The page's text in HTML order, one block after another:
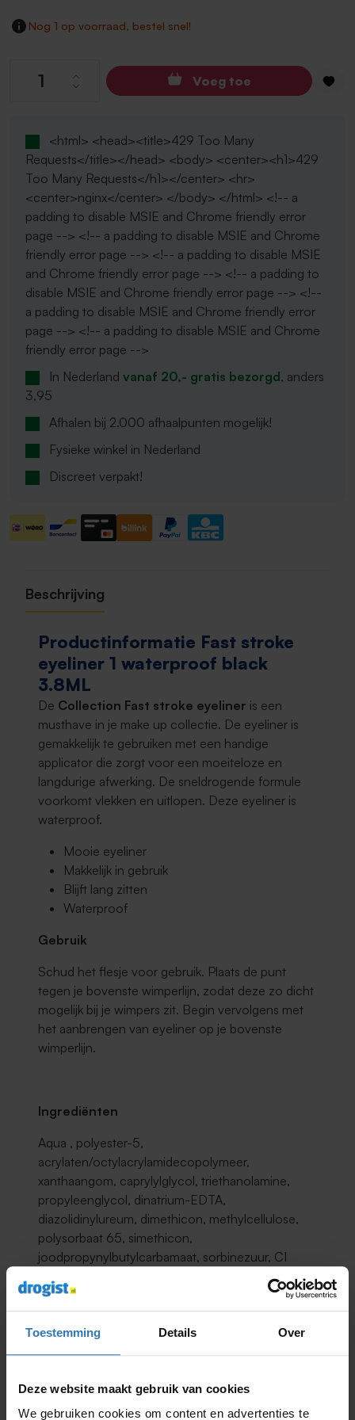
Toestemming Details Over
Deze website maakt gebruik van cookies
We gebruiken cookies om content en advertenties te
Nog 1 op voorraad, bestel snel!
Producthoeveelheid: Voer de gewenste
Voeg toe
<html> <head><title>429 Too Many
Requests</title></head> <body> <center><h1>429
Too Many Requests</h1></center> <hr>
<center>nginx</center> </body> </html> <!-- a
padding to disable MSIE and Chrome friendly error
page --> <!-- a padding to disable MSIE and Chrome
friendly error page --> <!-- a padding to disable MSIE
and Chrome friendly error page --> <!-- a padding to
disable MSIE and Chrome friendly error page --> <!--
a padding to disable MSIE and Chrome friendly error
page --> <!-- a padding to disable MSIE and Chrome
friendly error page -->
In Nederland vanaf 20,- gratis bezorgd, anders
3,95
Afhalen bij 2.000 afhaalpunten mogelijk!
Fysieke winkel in Nederland
Discreet verpakt!
Beschrijving
Productinformatie Fast stroke
eyeliner 1 waterproof black
3.8ML
De Collection Fast stroke eyeliner is een
musthave in je make up collectie. De eyeliner is
gemakkelijk te gebruiken met een handige
applicator die zorgt voor een moeiteloze en
langdurige afwerking. De sneldrogende formule
voorkomt vlekken en uitlopen. Deze eyeliner is
waterproof.
Mooie eyeliner
Makkelijk in gebruik
Blijft lang zitten
Waterproof
Gebruik
Schud het flesje voor gebruik. Plaats de punt
tegen je bovenste wimperlijn, zodat deze zo dicht
mogelijk bij je wimpers zit. Begin vervolgens met
het aanbrengen van eyeliner op je bovenste
wimperlijn.
Ingrediënten
Aqua , polyester-5,
acrylaten/octylacrylamidecopolymeer,
xanthaangom, caprylylglycol, triethanolamine,
propyleenglycol, dinatrium-EDTA,
diazolidinylureum, dimethicon, methylcellulose,
polysorbaat 65, simethicon,
joodpropynylbutylcarbamaat, sorbinezuur, CI
Inhoud:
EAN: 50072965